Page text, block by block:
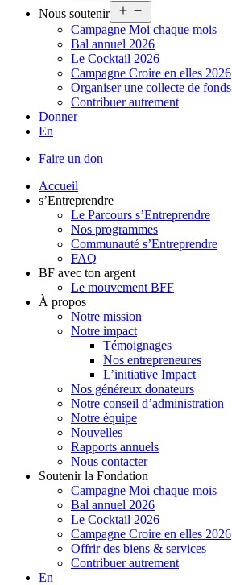
Nous soutenir
le
menu
Campagne Moi chaque mois
Bal annuel 2026
Le Cocktail 2026
Campagne Croire en elles 2026
Organiser une collecte de fonds
Contribuer autrement
Donner
En
Faire un don
Accueil
s’Entreprendre
Le Parcours s’Entreprendre
Nos programmes
Communauté s’Entreprendre
FAQ
BF avec ton argent
Le mouvement BFF
À propos
Notre mission
Notre impact
Témoignages
Nos entrepreneures
L’initiative Impact
Nos généreux donateurs
Notre conseil d’administration
Notre équipe
Nouvelles
Rapports annuels
Nous contacter
Soutenir la Fondation
Campagne Moi chaque mois
Bal annuel 2026
Le Cocktail 2026
Campagne Croire en elles 2026
Offrir des biens & services
Contribuer autrement
En